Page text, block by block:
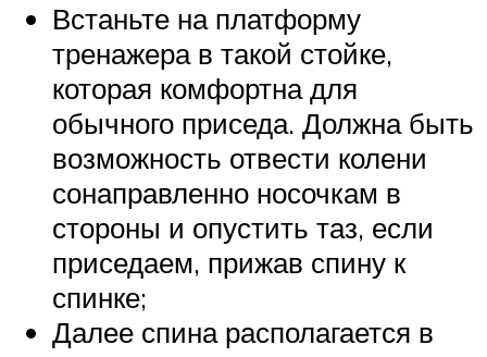
Встаньте на платформу
тренажера в такой стойке,
которая комфортна для
обычного приседа. Должна быть
возможность отвести колени
сонаправленно носочкам в
стороны и опустить таз, если
приседаем, прижав спину к
спинке;
Далее спина располагается в